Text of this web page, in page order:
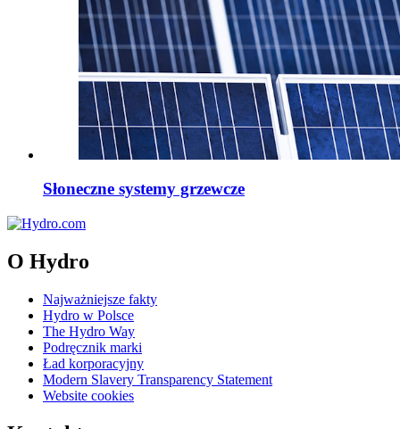
Słoneczne systemy grzewcze
O Hydro
Najważniejsze fakty
Hydro w Polsce
The Hydro Way
Podręcznik marki
Ład korporacyjny
Modern Slavery Transparency Statement
Website cookies